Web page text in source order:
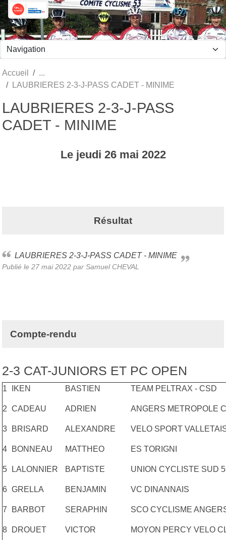
Accueil
LAUBRIERES 2-3-J-PASS CADET - MINIME
LAUBRIERES 2-3-J-PASS
CADET - MINIME
Le jeudi 26 mai 2022
Résultat
LAUBRIERES 2-3-J-PASS CADET - MINIME
Publié le 27 mai 2022 par Samuel CHEVAL
Compte-rendu
2-3 CAT-JUNIORS ET PC OPEN
1 IKEN BASTIEN TEAM PELTRAX - CSD
2 CADEAU ADRIEN ANGERS METROPOLE
3 BRISARD ALEXANDRE VELO SPORT
4 BONNEAU MATTHEO ES TORIGNI
5 LALONNIER BAPTISTE UNION CYCLISTE SUD
6 GRELLA BENJAMIN VC DINANNAIS
7 BARBOT SERAPHIN SCO CYCLISME
8 DROUET VICTOR MOYON PERCY VELO
Panneau de gestion des cookies